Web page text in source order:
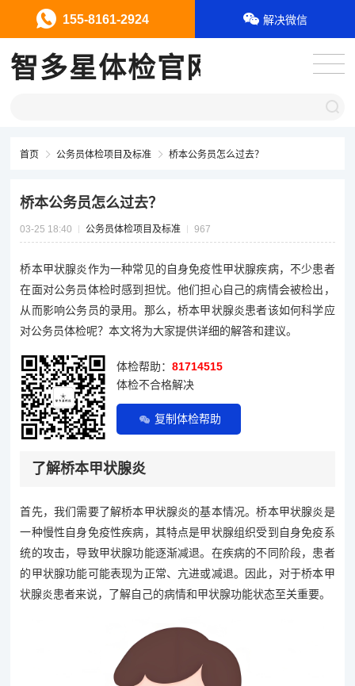
智多星体检官网
首页 公务员体检项目及标准 桥本公务员怎么过去？
桥本公务员怎么过去？
03-25 18:40 公务员体检项目及标准 967
桥本甲状腺炎作为一种常见的自身免疫性甲状腺疾病，不少患者
在面对公务员体检时感到担忧。他们担心自己的病情会被检出，
从而影响公务员的录用。那么，桥本甲状腺炎患者该如何科学应
对公务员体检呢？本文将为大家提供详细的解答和建议。
体检帮助：81714515
体检不合格解决
复制体检帮助
了解桥本甲状腺炎
首先，我们需要了解桥本甲状腺炎的基本情况。桥本甲状腺炎是
一种慢性自身免疫性疾病，其特点是甲状腺组织受到自身免疫系
统的攻击，导致甲状腺功能逐渐减退。在疾病的不同阶段，患者
的甲状腺功能可能表现为正常、亢进或减退。因此，对于桥本甲
状腺炎患者来说，了解自己的病情和甲状腺功能状态至关重要。
155-8161-2924 解决微信